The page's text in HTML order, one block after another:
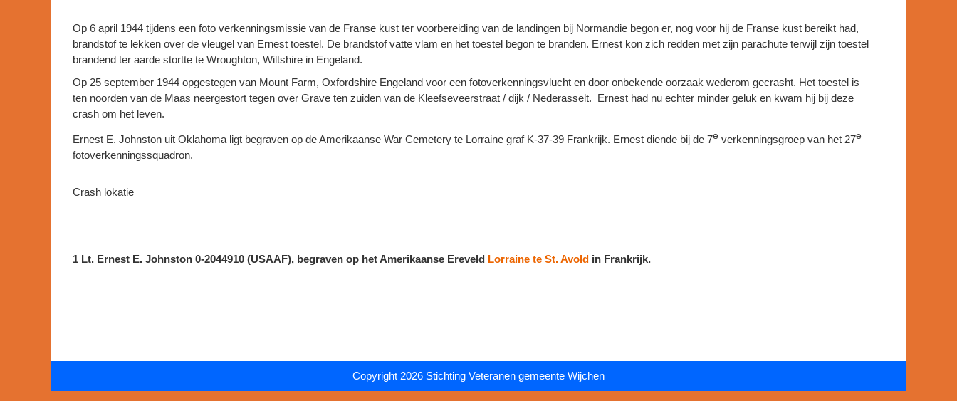
Op 6 april 1944 tijdens een foto verkenningsmissie van de Franse kust ter voorbereiding van de landingen bij Normandie begon er, nog voor hij de Franse kust bereikt had,
brandstof te lekken over de vleugel van Ernest toestel. De brandstof vatte vlam en het toestel begon te branden. Ernest kon zich redden met zijn parachute terwijl zijn toestel
brandend ter aarde stortte te Wroughton, Wiltshire in Engeland.
Op 25 september 1944 opgestegen van Mount Farm, Oxfordshire Engeland voor een fotoverkenningsvlucht en door onbekende oorzaak wederom gecrasht. Het toestel is
ten noorden van de Maas neergestort tegen over Grave ten zuiden van de Kleefseveerstraat / dijk / Nederasselt. Ernest had nu echter minder geluk en kwam hij bij deze
crash om het leven.
Ernest E. Johnston uit Oklahoma ligt begraven op de Amerikaanse War Cemetery te Lorraine graf K-37-39 Frankrijk. Ernest diende bij de 7e verkenningsgroep van het 27e
fotoverkenningssquadron.
Crash lokatie
1 Lt. Ernest E. Johnston 0-2044910 (USAAF), begraven op het Amerikaanse Ereveld Lorraine te St. Avold in Frankrijk.
Copyright 2026 Stichting Veteranen gemeente Wijchen